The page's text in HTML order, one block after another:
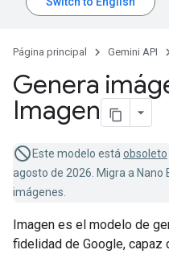
Página principal Gemini API
Genera
Imagen
Este modelo está obsoleto
agosto de 2026. Migra a Nano
imágenes.
Imagen es el modelo de
fidelidad de Google, capaz